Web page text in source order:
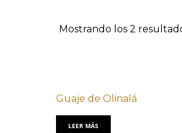
Mostrando los 2
Guaje de Olinalá
LEER MÁS